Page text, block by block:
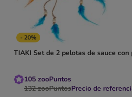
- 20%
TIAKI Set de 2 pelotas de sauce
105 zooPuntos
132 zooPuntosPrecio de